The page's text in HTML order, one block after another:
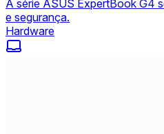
A série ASUS ExpertBook G4
e segurança.
Hardware